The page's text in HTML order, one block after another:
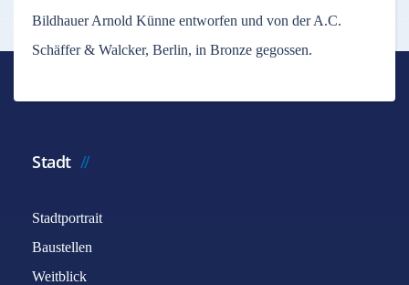
Bildhauer Arnold Künne entworfen und von der A.C.
Schäffer & Walcker, Berlin, in Bronze gegossen.
Stadt
Stadtportrait
Baustellen
Weitblick